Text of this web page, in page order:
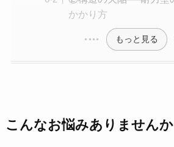
かかり方
もっと見る
こんなお悩みありませんか